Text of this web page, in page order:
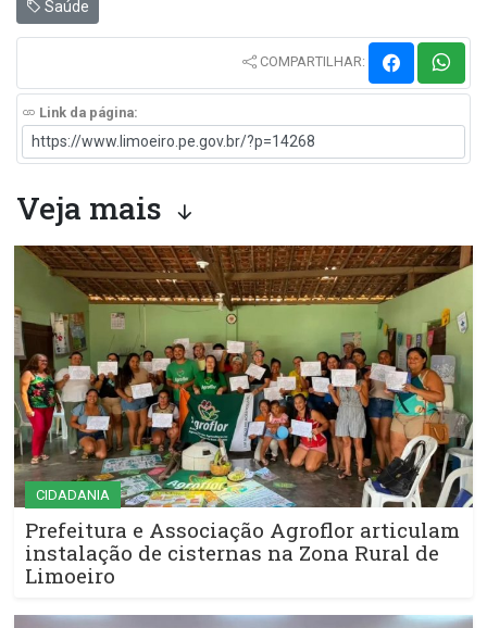
Saúde
COMPARTILHAR:
Link da página:
Veja mais
CIDADANIA
Prefeitura e Associação Agroflor articulam
instalação de cisternas na Zona Rural de
Limoeiro